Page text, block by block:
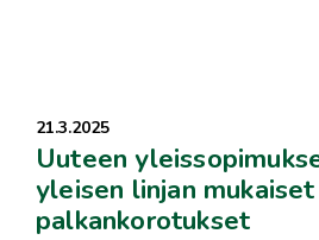
21.3.2025
Uuteen
yleisen linjan mukaiset
palkankorotukset